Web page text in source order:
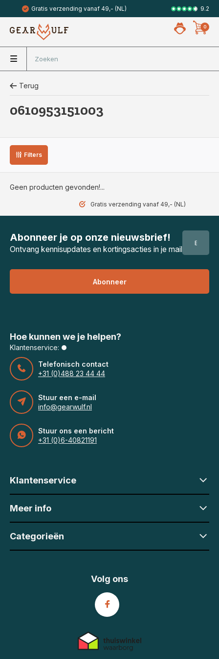
Gratis verzending vanaf 49,- (NL) Veilig met
9.2
0
Terug
0610953151003
Filters
Geen producten gevonden!...
Gratis verzending vanaf 49,- (NL)
Abonneer je op onze nieuwsbrief!
Ontvang kennisupdates en kortingsacties in je mail
Abonneer
Hoe kunnen we je helpen?
Klantenservice:
Telefonisch contact
+31 (0)488 23 44 44
Stuur een e-mail
info@gearwulf.nl
Stuur ons een bericht
+31 (0)6-40821191
Klantenservice
Meer info
Categorieën
Volg ons